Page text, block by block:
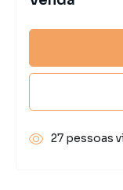
27 pessoas